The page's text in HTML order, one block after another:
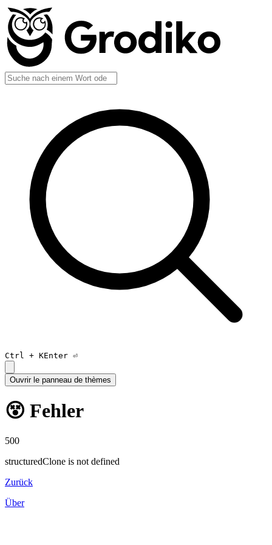
Ctrl + KEnter ⏎
Ouvrir le panneau de thèmes
😵 Fehler
500
structuredClone is not defined
Zurück
Über